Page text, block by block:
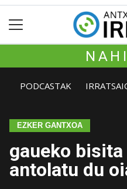
PODCASTAK
EZKER GANTXOA
gaueko
antolatu du